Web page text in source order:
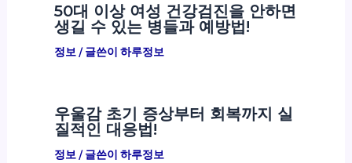
50대 이상 여성 건강검진을 안하면
생길 수 있는 병들과 예방법!
정보/ 글쓴이 하루정보
우울감 초기 증상부터 회복까지 실
질적인 대응법!
정보/ 글쓴이 하루정보